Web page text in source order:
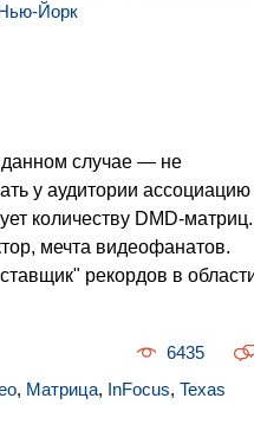
Йорк
случае — не
у аудитории ассоциацию
количеству DMD-матриц.
мечта видеофанатов.
рекордов в
6435
, Матрица, InFocus, Texas